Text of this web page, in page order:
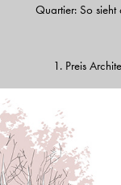
Quartier: So sieht